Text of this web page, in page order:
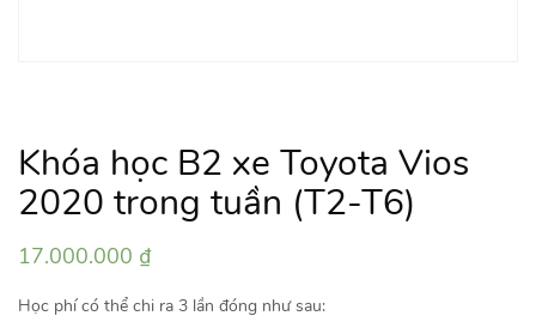
Khóa học B2 xe Toyota Vios
2020 trong tuần (T2-T6)
17.000.000 ₫
Học phí có thể chi ra 3 lần đóng như sau: